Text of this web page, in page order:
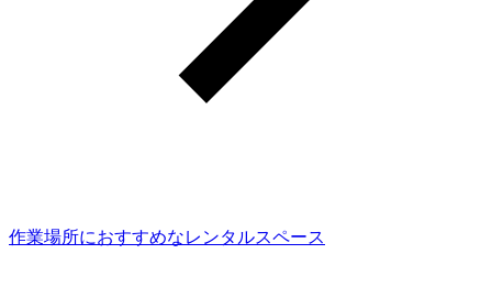
作業場所におすすめなレンタルスペース